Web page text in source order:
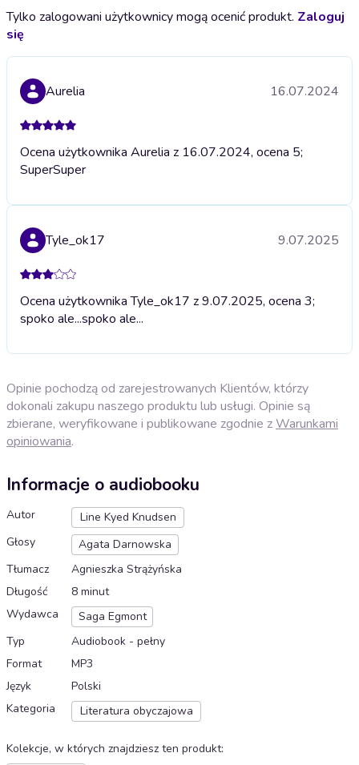
Tylko zalogowani użytkownicy mogą ocenić produkt. Zaloguj
się
Aurelia 16.07.2024
Ocena użytkownika Aurelia z 16.07.2024, ocena 5;
SuperSuper
Tyle_ok17 9.07.2025
Ocena użytkownika Tyle_ok17 z 9.07.2025, ocena 3;
spoko ale...spoko ale...
Opinie pochodzą od zarejestrowanych Klientów, którzy
dokonali zakupu naszego produktu lub usługi. Opinie są
zbierane, weryfikowane i publikowane zgodnie zWarunkami
opiniowania.
Informacje o audiobooku
Autor
Line Kyed Knudsen
Głosy
Agata Darnowska
Tłumacz
Agnieszka Strążyńska
Długość
8 minut
Wydawca
Saga Egmont
Typ
Audiobook - pełny
Format
MP3
Język
Polski
Kategoria
Literatura obyczajowa
Kolekcje, w których znajdziesz ten produkt: